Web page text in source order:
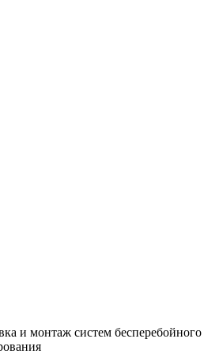
и монтаж систем бесперебойного